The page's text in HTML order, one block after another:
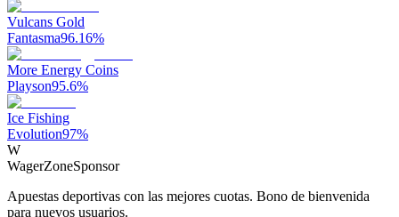
Vulcans Gold
Fantasma96.16%
More Energy Coins
Playson95.6%
Ice Fishing
Evolution97%
W
WagerZoneSponsor
Apuestas deportivas con las mejores cuotas. Bono de bienvenida
para nuevos usuarios.